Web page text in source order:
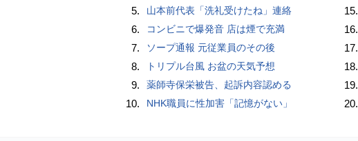
5. 山本前代表「洗礼受けたね」連絡
6. コンビニで爆発音 店は煙で充満
7. ソープ通報 元従業員のその後
8. トリプル台風 お盆の天気予想
9. 薬師寺保栄被告、起訴内容認める
10. NHK職員に性加害「記憶がない」
15.
16.
17.
18.
19.
20.